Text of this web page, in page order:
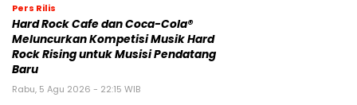
Pers Rilis
Hard Rock Cafe dan Coca-Cola®
Meluncurkan Kompetisi Musik Hard
Rock Rising untuk Musisi Pendatang
Baru
Rabu, 5 Agu 2026 - 22:15 WIB